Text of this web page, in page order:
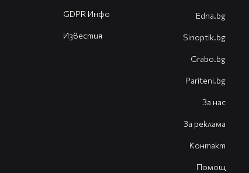
GDPR Инфо
Известия
Edna.bg
Sinoptik.bg
Grabo.bg
Pariteni.bg
За нас
За реклама
Контакт
Помощ